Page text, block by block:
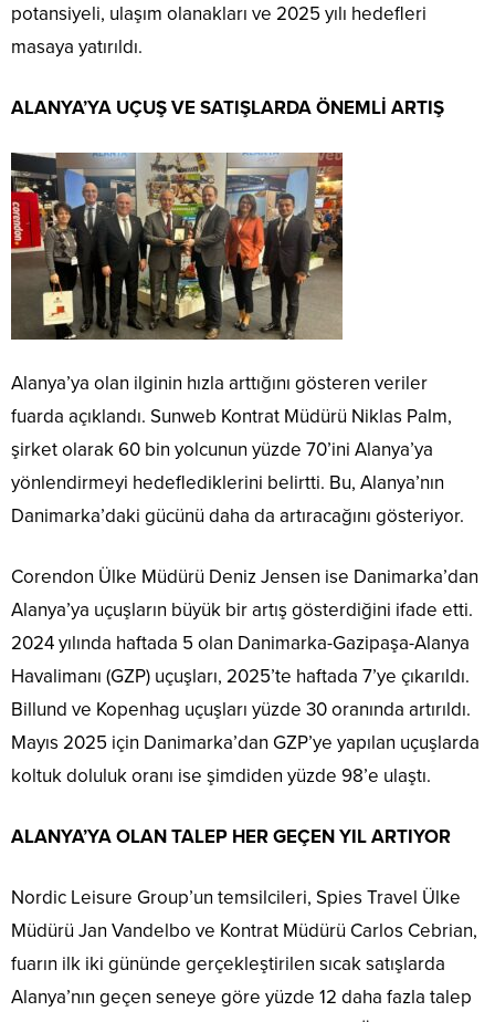
potansiyeli, ulaşım olanakları ve 2025 yılı hedefleri
masaya yatırıldı.
ALANYA’YA UÇUŞ VE SATIŞLARDA ÖNEMLİ ARTIŞ
Alanya’ya olan ilginin hızla arttığını gösteren veriler
fuarda açıklandı. Sunweb Kontrat Müdürü Niklas Palm,
şirket olarak 60 bin yolcunun yüzde 70’ini Alanya’ya
yönlendirmeyi hedeflediklerini belirtti. Bu, Alanya’nın
Danimarka’daki gücünü daha da artıracağını gösteriyor.
Corendon Ülke Müdürü Deniz Jensen ise Danimarka’dan
Alanya’ya uçuşların büyük bir artış gösterdiğini ifade etti.
2024 yılında haftada 5 olan Danimarka-Gazipaşa-Alanya
Havalimanı (GZP) uçuşları, 2025’te haftada 7’ye çıkarıldı.
Billund ve Kopenhag uçuşları yüzde 30 oranında artırıldı.
Mayıs 2025 için Danimarka’dan GZP’ye yapılan uçuşlarda
koltuk doluluk oranı ise şimdiden yüzde 98’e ulaştı.
ALANYA’YA OLAN TALEP HER GEÇEN YIL ARTIYOR
Nordic Leisure Group’un temsilcileri, Spies Travel Ülke
Müdürü Jan Vandelbo ve Kontrat Müdürü Carlos Cebrian,
fuarın ilk iki gününde gerçekleştirilen sıcak satışlarda
Alanya’nın geçen seneye göre yüzde 12 daha fazla talep